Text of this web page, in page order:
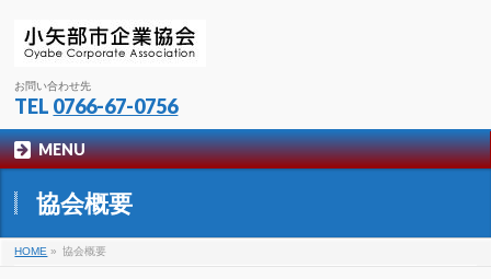
お問い合わせ先
TEL 0766-67-0756
MENU
協会概要
HOME » 協会概要